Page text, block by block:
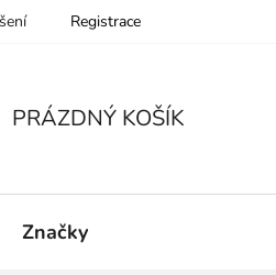
Registrace
PRÁZDNÝ KOŠÍK
Značky